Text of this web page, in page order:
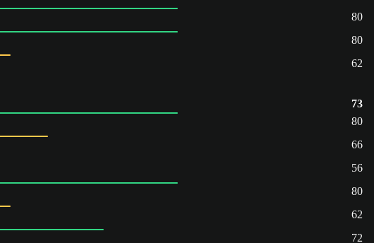
80
80
62
73
80
66
56
80
62
72